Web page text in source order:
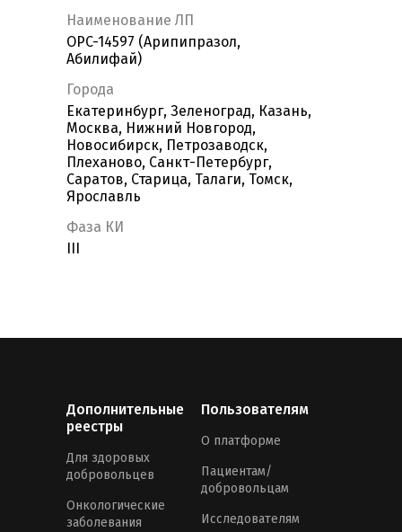
Наименование ЛП
OPC-14597 (Арипипразол,
Абилифай)
Города
Екатеринбург, Зеленоград, Казань,
Москва, Нижний Новгород,
Новосибирск, Петрозаводск,
Плеханово, Санкт-Петербург,
Саратов, Старица, Талаги, Томск,
Ярославль
Фаза КИ
Дополнительные
реестры
Для здоровых
добровольцев
Онкологические
заболевания
Пользователям
О платформе
Пациентам/
добровольцам
Исследователям